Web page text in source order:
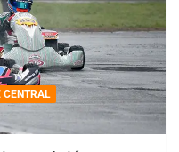
CENTRAL